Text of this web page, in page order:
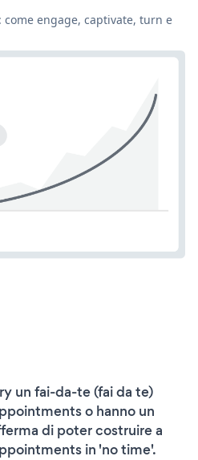
engage, captivate, turn e
un fai-da-te (fai da te)
o hanno un
di poter costruire a
in 'no time'.